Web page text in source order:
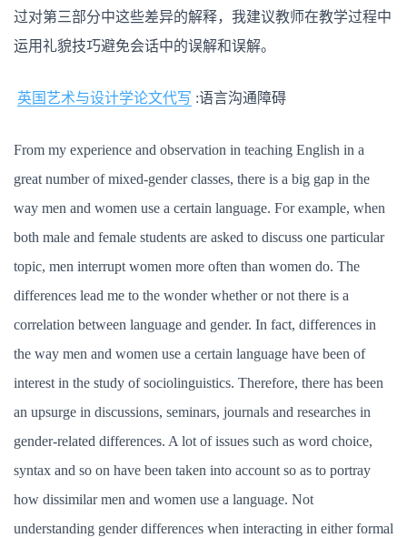
过对第三部分中这些差异的解释，我建议教师在教学过程中
运用礼貌技巧避免会话中的误解和误解。
英国艺术与设计学论文代写 :语言沟通障碍
From my experience and observation in teaching English in a
great number of mixed-gender classes, there is a big gap in the
way men and women use a certain language. For example, when
both male and female students are asked to discuss one particular
topic, men interrupt women more often than women do. The
differences lead me to the wonder whether or not there is a
correlation between language and gender. In fact, differences in
the way men and women use a certain language have been of
interest in the study of sociolinguistics. Therefore, there has been
an upsurge in discussions, seminars, journals and researches in
gender-related differences. A lot of issues such as word choice,
syntax and so on have been taken into account so as to portray
how dissimilar men and women use a language. Not
understanding gender differences when interacting in either formal